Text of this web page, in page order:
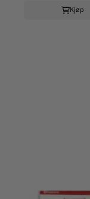
Kjøp